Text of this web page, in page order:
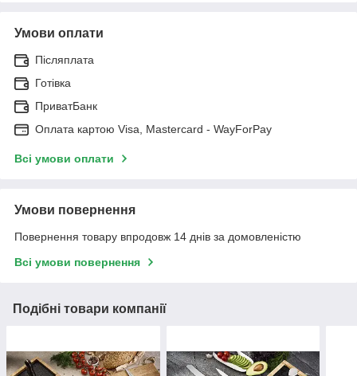
Умови оплати
Післяплата
Готівка
ПриватБанк
Оплата картою Visa, Mastercard - WayForPay
Всі умови оплати
Умови повернення
Повернення товару впродовж 14 днів за домовленістю
Всі умови повернення
Подібні товари компанії